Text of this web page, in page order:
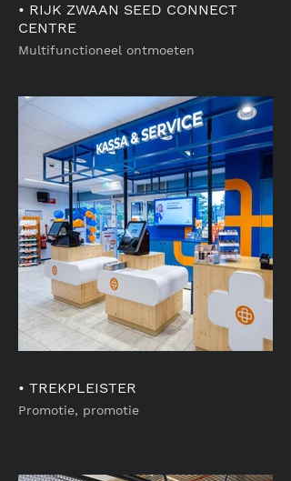
• RIJK ZWAAN SEED CONNECT
CENTRE
Multifunctioneel ontmoeten
• TREKPLEISTER
Promotie, promotie